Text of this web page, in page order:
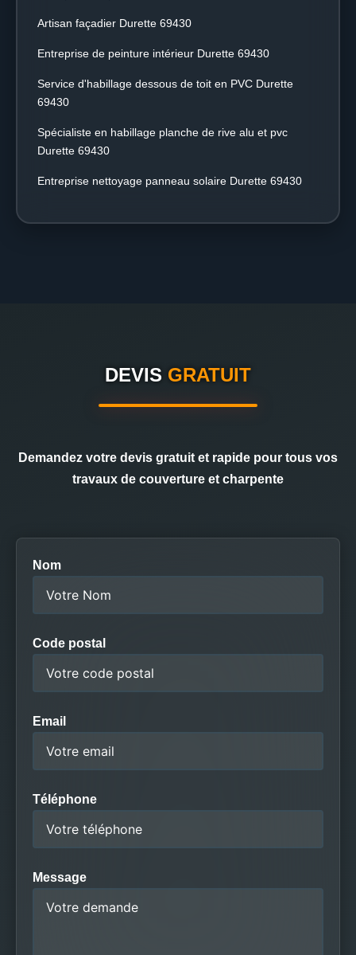
Artisan façadier Durette 69430
Entreprise de peinture intérieur Durette 69430
Service d'habillage dessous de toit en PVC Durette
69430
Spécialiste en habillage planche de rive alu et pvc
Durette 69430
Entreprise nettoyage panneau solaire Durette 69430
DEVIS GRATUIT
Demandez votre devis gratuit et rapide pour tous vos
travaux de couverture et charpente
Nom
Code postal
Email
Téléphone
Message